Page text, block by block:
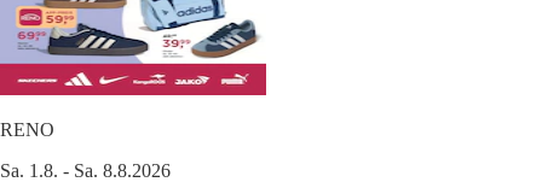
RENO
Sa. 1.8. - Sa. 8.8.2026